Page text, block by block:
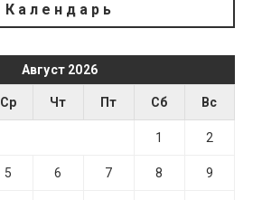
Календарь
Август 2026
Ср Чт Пт Сб Вс
1 2
5 6 7 8 9